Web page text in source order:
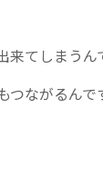
てしまうん
つながるん